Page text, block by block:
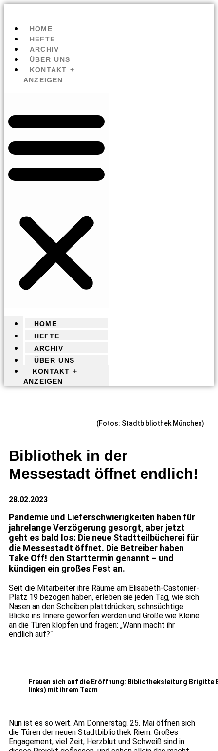
HOME
HEFTE
ARCHIV
ÜBER UNS
KONTAKT +
ANZEIGEN
HOME
HEFTE
ARCHIV
ÜBER UNS
KONTAKT +
ANZEIGEN
(Fotos: Stadtbibliothek München)
Bibliothek in der
Messestadt öffnet endlich!
28.02.2023
Pandemie und Lieferschwierigkeiten haben für
jahrelange Verzögerung gesorgt, aber jetzt
geht es bald los: Die neue Stadtteilbücherei für
die Messestadt öffnet. Die Betreiber haben
Take Off! den Starttermin genannt – und
kündigen ein großes Fest an.
Seit die Mitarbeiter ihre Räume am Elisabeth-Castonier-
Platz 19 bezogen haben, erleben sie jeden Tag, wie sich
Nasen an den Scheiben plattdrücken, sehnsüchtige
Blicke ins Innere geworfen werden und Große wie Kleine
an die Türen klopfen und fragen: „Wann macht ihr
endlich auf?“
Freuen sich auf die Eröffnung: Bibliotheksleitung Brigitte
links) mit ihrem Team
Nun ist es so weit. Am Donnerstag, 25. Mai öffnen sich
die Türen der neuen Stadtbibliothek Riem. Großes
Engagement, viel Zeit, Herzblut und Schweiß sind in